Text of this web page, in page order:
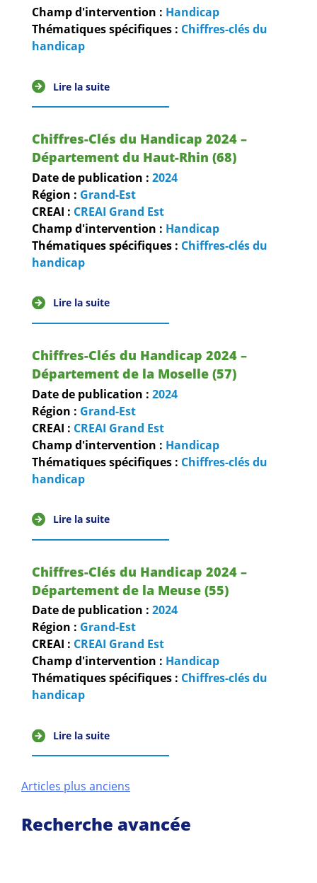
Champ d'intervention : Handicap
Thématiques spécifiques : Chiffres-clés du
handicap
Lire la suite
Chiffres-Clés du Handicap 2024 –
Département du Haut-Rhin (68)
Date de publication : 2024
Région : Grand-Est
CREAI : CREAI Grand Est
Champ d'intervention : Handicap
Thématiques spécifiques : Chiffres-clés du
handicap
Lire la suite
Chiffres-Clés du Handicap 2024 –
Département de la Moselle (57)
Date de publication : 2024
Région : Grand-Est
CREAI : CREAI Grand Est
Champ d'intervention : Handicap
Thématiques spécifiques : Chiffres-clés du
handicap
Lire la suite
Chiffres-Clés du Handicap 2024 –
Département de la Meuse (55)
Date de publication : 2024
Région : Grand-Est
CREAI : CREAI Grand Est
Champ d'intervention : Handicap
Thématiques spécifiques : Chiffres-clés du
handicap
Lire la suite
Navigation
des
Articles plus anciens
Recherche avancée